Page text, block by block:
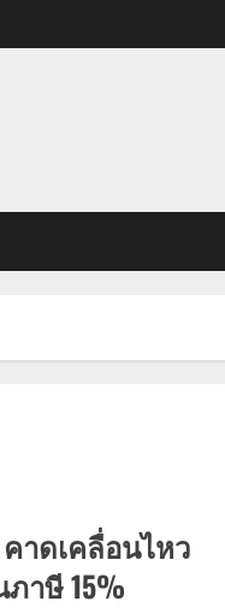
คาดเคลื่อนไหว
ภาษี 15%